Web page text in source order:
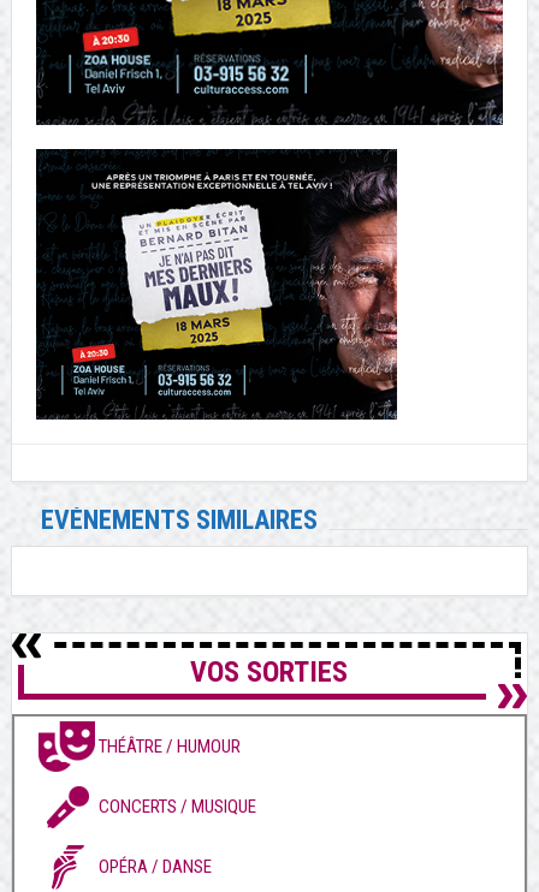
EVÉNEMENTS SIMILAIRES
VOS SORTIES
THÉÂTRE / HUMOUR
CONCERTS / MUSIQUE
OPÉRA / DANSE